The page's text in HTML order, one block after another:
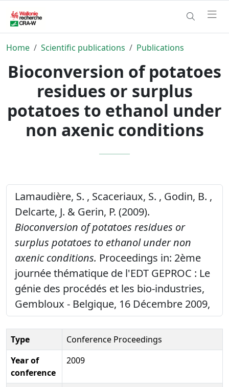
Home Scientific publications Publications
Bioconversion of potatoes
residues or surplus
potatoes to ethanol under
non axenic conditions
Lamaudière, S. , Scaceriaux, S. , Godin, B. ,
Delcarte, J. & Gerin, P. (2009).
Bioconversion of potatoes residues or
surplus potatoes to ethanol under non
axenic conditions. Proceedings in: 2ème
journée thématique de l'EDT GEPROC : Le
génie des procédés et les bio-industries,
Gembloux - Belgique, 16 Décembre 2009,
Type
Conference Proceedings
Year of
conference
2009